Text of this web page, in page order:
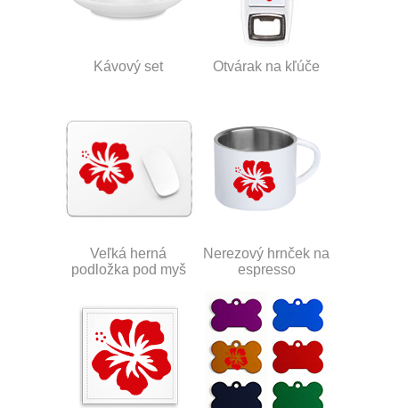
Kávový set Otvárak na kľúče
Veľká herná
podložka pod myš
Nerezový hrnček na
espresso